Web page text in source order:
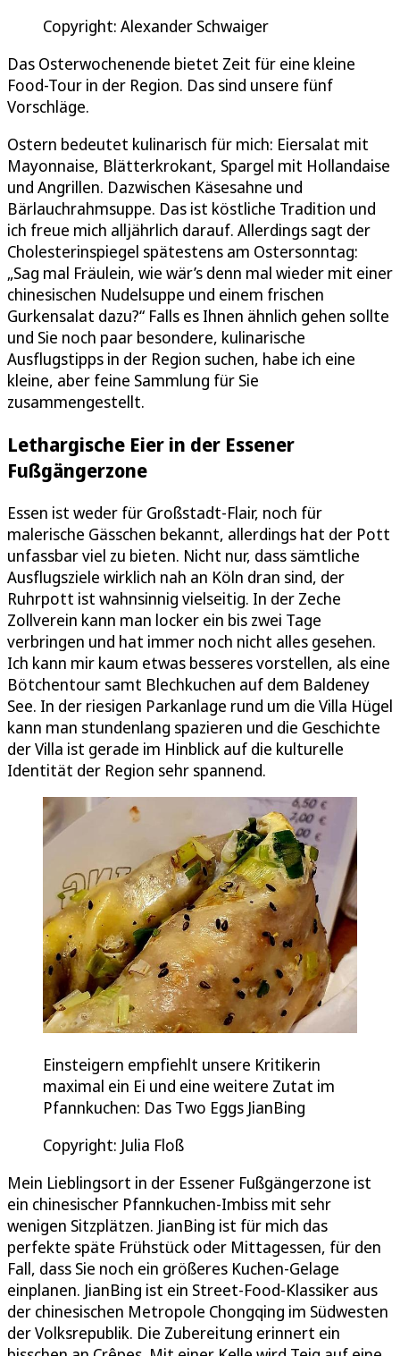
Copyright: Alexander Schwaiger
Das Osterwochenende bietet Zeit für eine kleine
Food-Tour in der Region. Das sind unsere fünf
Vorschläge.
Ostern bedeutet kulinarisch für mich: Eiersalat mit
Mayonnaise, Blätterkrokant, Spargel mit Hollandaise
und Angrillen. Dazwischen Käsesahne und
Bärlauchrahmsuppe. Das ist köstliche Tradition und
ich freue mich alljährlich darauf. Allerdings sagt der
Cholesterinspiegel spätestens am Ostersonntag:
„Sag mal Fräulein, wie wär’s denn mal wieder mit einer
chinesischen Nudelsuppe und einem frischen
Gurkensalat dazu?“ Falls es Ihnen ähnlich gehen sollte
und Sie noch paar besondere, kulinarische
Ausflugstipps in der Region suchen, habe ich eine
kleine, aber feine Sammlung für Sie
zusammengestellt.
Lethargische Eier in der Essener
Fußgängerzone
Essen ist weder für Großstadt-Flair, noch für
malerische Gässchen bekannt, allerdings hat der Pott
unfassbar viel zu bieten. Nicht nur, dass sämtliche
Ausflugsziele wirklich nah an Köln dran sind, der
Ruhrpott ist wahnsinnig vielseitig. In der Zeche
Zollverein kann man locker ein bis zwei Tage
verbringen und hat immer noch nicht alles gesehen.
Ich kann mir kaum etwas besseres vorstellen, als eine
Bötchentour samt Blechkuchen auf dem Baldeney
See. In der riesigen Parkanlage rund um die Villa Hügel
kann man stundenlang spazieren und die Geschichte
der Villa ist gerade im Hinblick auf die kulturelle
Identität der Region sehr spannend.
Einsteigern empfiehlt unsere Kritikerin
maximal ein Ei und eine weitere Zutat im
Pfannkuchen: Das Two Eggs JianBing
Copyright: Julia Floß
Mein Lieblingsort in der Essener Fußgängerzone ist
ein chinesischer Pfannkuchen-Imbiss mit sehr
wenigen Sitzplätzen. JianBing ist für mich das
perfekte späte Frühstück oder Mittagessen, für den
Fall, dass Sie noch ein größeres Kuchen-Gelage
einplanen. JianBing ist ein Street-Food-Klassiker aus
der chinesischen Metropole Chongqing im Südwesten
der Volksrepublik. Die Zubereitung erinnert ein